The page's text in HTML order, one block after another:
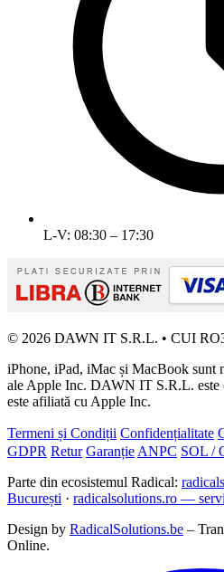
L-V: 08:30 – 17:30
© 2026 DAWN IT S.R.L. • CUI
iPhone, iPad, iMac și MacBook sunt
ale Apple Inc. DAWN IT S.R.L. este
este afiliată cu Apple Inc.
Termeni și Condiții Confidențialitate
GDPR Retur Garanție ANPC SOL /
Parte din ecosistemul Radical:
București · radicalsolutions.ro —
Design by RadicalSolutions.be –
Online.